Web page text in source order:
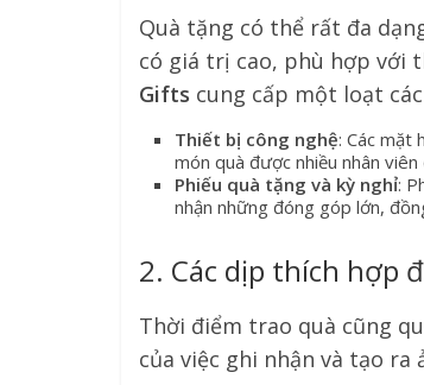
Quà tặng có thể rất đa
có giá trị cao, phù hợp với
Gifts cung cấp một loạt
Thiết bị công nghệ: Các mặt
món quà được nhiều nhân
Phiếu quà tặng và kỳ nghỉ:
nhận những đóng góp lớn,
2. Các dịp thích hợp
Thời điểm trao quà cũng
của việc ghi nhận và tạo ra